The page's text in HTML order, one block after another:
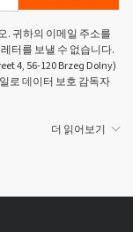
. 귀하의 이메일 주소를
터를 보낼 수 없습니다.
4, 56-120 Brzeg Dolny)
로 데이터 보호 감독자
더 읽어보기